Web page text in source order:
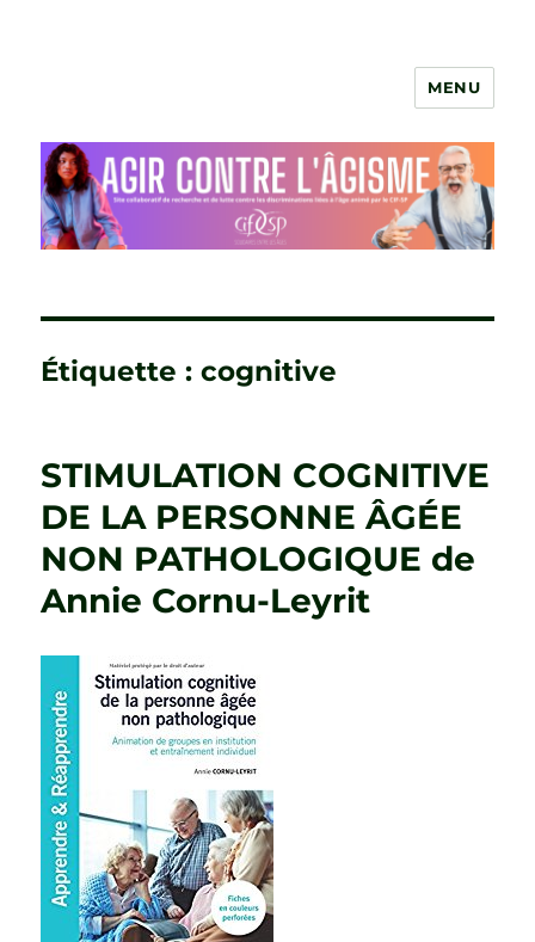
MENU
Étiquette :cognitive
STIMULATION COGNITIVE
DE LA PERSONNE ÂGÉE
NON PATHOLOGIQUE de
Annie Cornu-Leyrit